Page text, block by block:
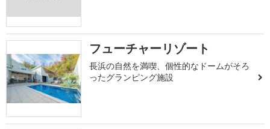
フューチャーリゾート
長浜の自然を満喫、個性的なドームがそろ
ったグランピング施設